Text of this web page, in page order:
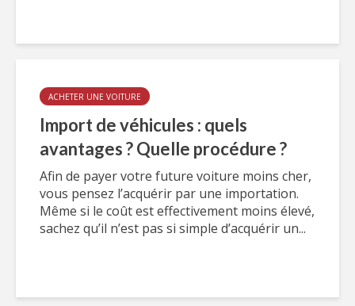
ACHETER UNE VOITURE
Import de véhicules : quels
avantages ? Quelle procédure ?
Afin de payer votre future voiture moins cher,
vous pensez l’acquérir par une importation.
Même si le coût est effectivement moins élevé,
sachez qu’il n’est pas si simple d’acquérir un...